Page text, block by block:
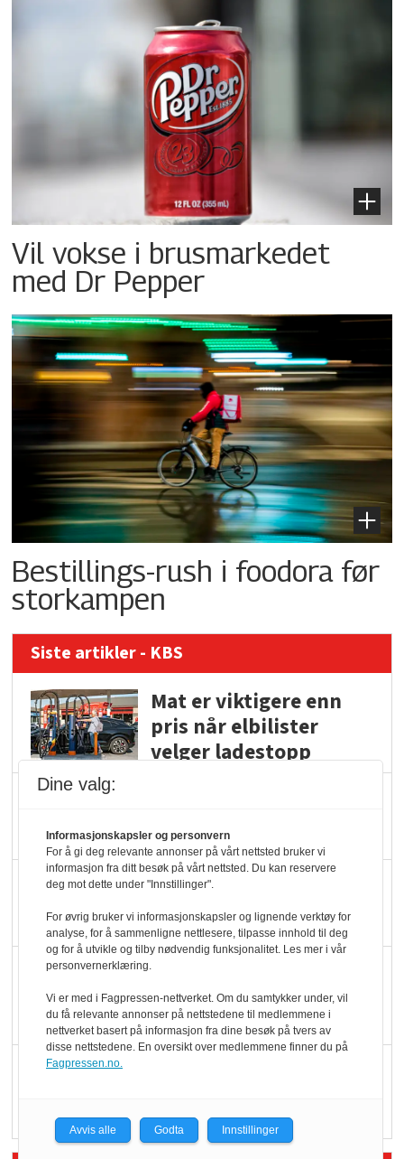
Vil vokse i brusmarkedet
med Dr Pepper
Bestillings-rush i foodora før
storkampen
Siste artikler - KBS
Mat er viktigere enn
pris når elbilister
velger ladestopp
legger ned hver måned
Potetball, kylling og 98
oktan
KBS-bransjen i
endring: Stadig større
serveringstilbud
Dine valg:
Informasjonskapsler og personvern
For å gi deg relevante annonser på vårt nettsted bruker vi
informasjon fra ditt besøk på vårt nettsted. Du kan reservere
deg mot dette under "Innstillinger".
For øvrig bruker vi informasjonskapsler og lignende verktøy for
analyse, for å sammenligne nettlesere, tilpasse innhold til deg
og for å utvikle og tilby nødvendig funksjonalitet. Les mer i vår
personvernerklæring.
Vi er med i Fagpressen-nettverket. Om du samtykker under, vil
du få relevante annonser på nettstedene til medlemmene i
nettverket basert på informasjon fra dine besøk på tvers av
disse nettstedene. En oversikt over medlemmene finner du på
Fagpressen.no.
Avvis alle Godta Innstillinger